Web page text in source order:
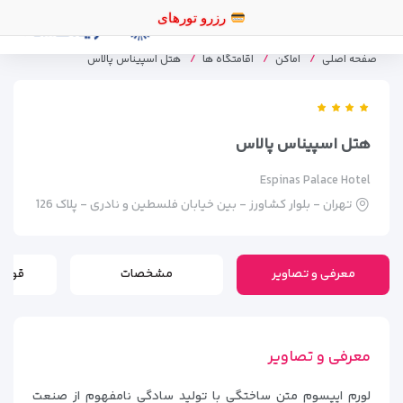
رز
صفحه اصلی اماکن اقامتگاه ها هتل اسپیناس پالاس
هتل اسپیناس پالاس
Espinas Palace Hotel
تهران - بلوار کشاورز - بین خیابان فلسطین و نادری - پلاک 126
معرفی و تصاویر مشخصات
معرفی و تصاویر
لورم ایپسوم متن ساختگی با تولید سادگی نامفهوم از صنعت